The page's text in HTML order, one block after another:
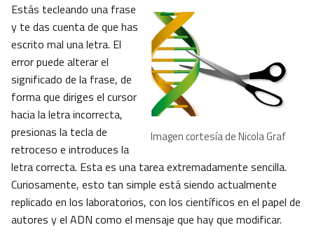
Imagen cortesía de Nicola Graf
Estás tecleando una frase
y te das cuenta de que has
escrito mal una letra. El
error puede alterar el
significado de la frase, de
forma que diriges el cursor
hacia la letra incorrecta,
presionas la tecla de
retroceso e introduces la
letra correcta. Esta es una tarea extremadamente sencilla.
Curiosamente, esto tan simple está siendo actualmente
replicado en los laboratorios, con los científicos en el papel de
autores y el ADN como el mensaje que hay que modificar.